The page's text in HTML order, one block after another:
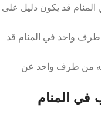
قد يكون دليل على
واحد في المنام قد
من طرف واحد عن
المنام